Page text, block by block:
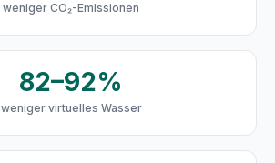
weniger CO₂-Emissionen
82–92%
weniger virtuelles Wasser